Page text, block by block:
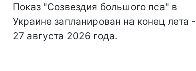
Показ "Созвездия большого пса" в
Украине запланирован на конец лета -
27 августа 2026 года.